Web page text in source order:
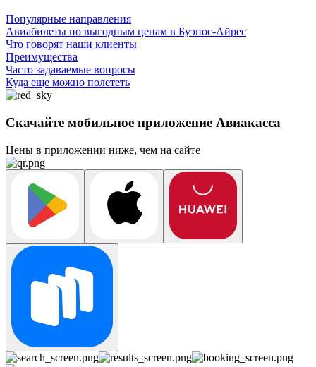
Популярные направления
Авиабилеты по выгодным ценам в Буэнос-Айрес
Что говорят наши клиенты
Преимущества
Часто задаваемые вопросы
Куда еще можно полететь
Скачайте мобильное приложение Авиакасса
Цены в приложении ниже, чем на сайте